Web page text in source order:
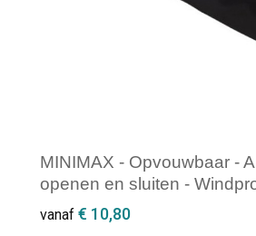
MINIMAX - Opvouwbaar -
openen en sluiten -
Zwart
vanaf € 10,80